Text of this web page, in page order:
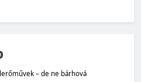
Fogyasztói bizalom,
– de ne bárhová